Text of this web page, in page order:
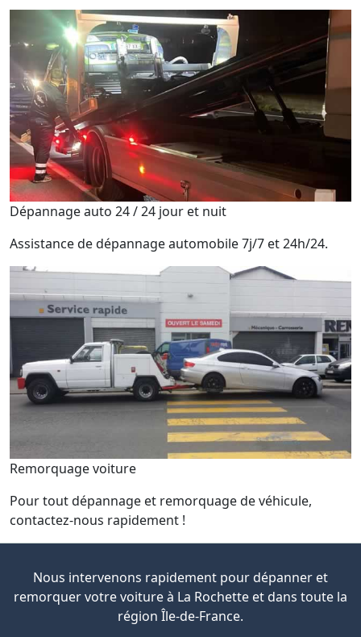
Dépannage auto 24 / 24 jour et nuit
Assistance de dépannage automobile 7j/7 et 24h/24.
Remorquage voiture
Pour tout dépannage et remorquage de véhicule,
contactez-nous rapidement !
Nous intervenons rapidement pour dépanner et
remorquer votre voiture à La Rochette et dans toute la
région Île-de-France.